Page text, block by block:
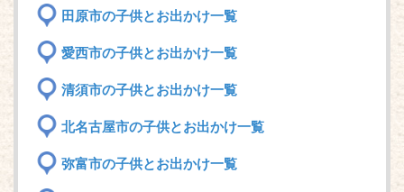
田原市の子供とお出かけ一覧
愛西市の子供とお出かけ一覧
清須市の子供とお出かけ一覧
北名古屋市の子供とお出かけ一覧
弥富市の子供とお出かけ一覧